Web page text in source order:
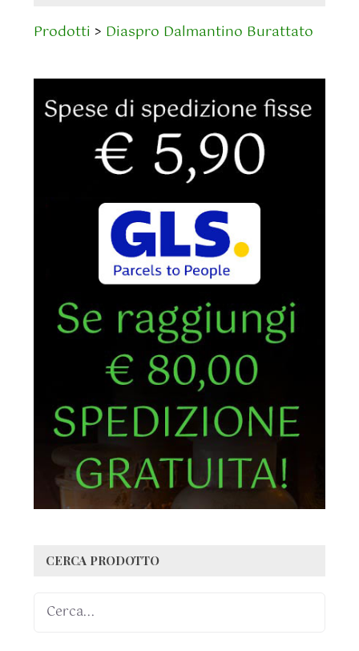
Prodotti > Diaspro Dalmantino Burattato
CERCA PRODOTTO